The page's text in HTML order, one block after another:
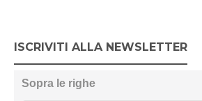
ISCRIVITI ALLA NEWSLETTER
Sopra le righe